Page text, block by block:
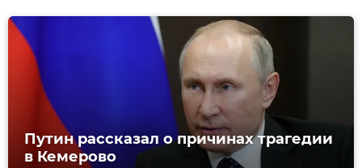
Путин рассказал о причинах трагедии
в Кемерово